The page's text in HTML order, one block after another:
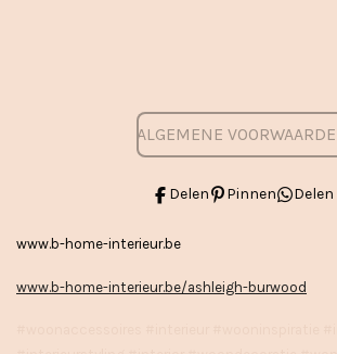
ALGEMENE
Delen Pinnen Delen
www.b-home-interieur.be
www.b-home-interieur.be/ashleigh-burwood